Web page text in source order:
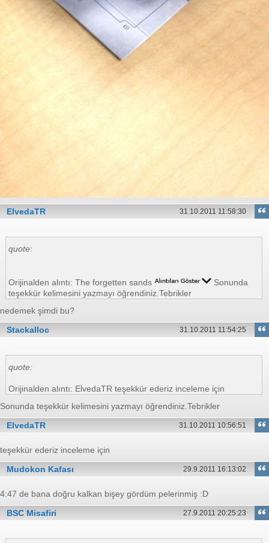
ElvedaTR 31.10.2011 11:58:30
quote:
Orijinalden alıntı: The forgetten sands
Sonunda
teşekkür kelimesini yazmayı öğrendiniz.Tebrikler
nedemek şimdi bu?
Stackalloc
31.10.2011 11:54:25
quote:
Orijinalden alıntı: ElvedaTR teşekkür ederiz inceleme için
Sonunda teşekkür kelimesini yazmayı öğrendiniz.Tebrikler
ElvedaTR
31.10.2011 10:56:51
teşekkür ederiz inceleme için
Mudokon Kafası
29.9.2011 16:13:02
4:47 de bana doğru kalkan bişey gördüm pelerinmiş :D
BSC Misafiri
27.9.2011 20:25:23